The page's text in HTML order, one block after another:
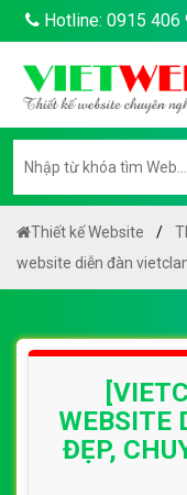
Hotline: 0915 406
Thiết kế Website
website diễn đàn
WEBSITE
ĐẸP,